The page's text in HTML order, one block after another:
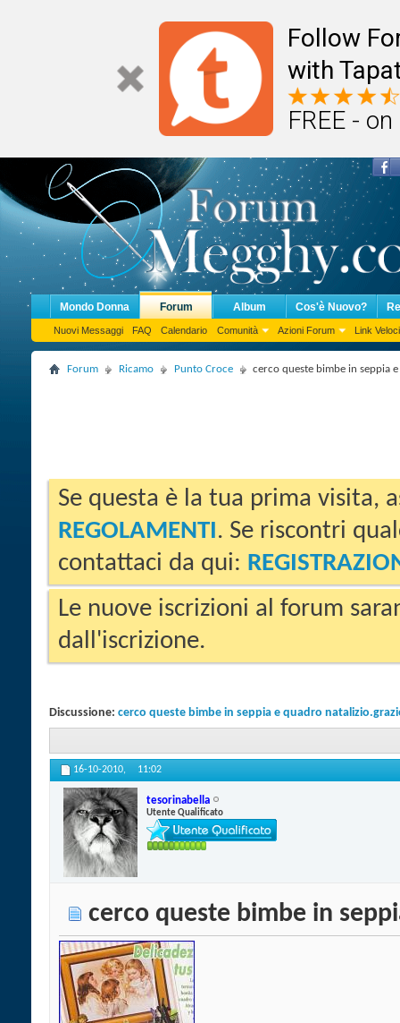
Follow
with
FREE -
Mondo Donna Forum
Nuovi Messaggi FAQ Calendario Comunità Azioni Forum Link Veloci
Album Cos'è Nuovo?
Forum Ricamo Punto Croce cerco queste bimbe in seppia
Se questa è la tua prima visita,
REGOLAMENTI. Se riscontri
contattaci da qui:
Le nuove iscrizioni al forum
dall'iscrizione.
Discussione: cerco queste bimbe in seppia e quadro
16-10-2010, 11:02
tesorinabella
Utente Qualificato
cerco queste bimbe in